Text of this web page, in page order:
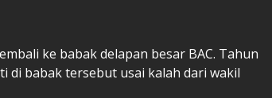
ke babak delapan besar BAC. Tahun
di babak tersebut usai kalah dari wakil